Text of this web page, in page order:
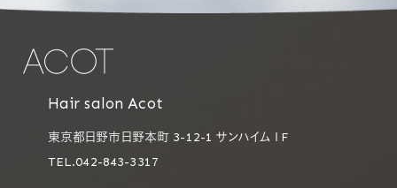
Hair salon Acot
東京都日野市日野本町 3-12-1 サンハイム１F
TEL.042-843-3317